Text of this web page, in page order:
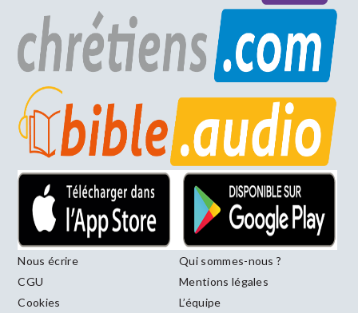
Nous écrire
Qui sommes-nous ?
CGU
Mentions légales
Cookies
L’équipe